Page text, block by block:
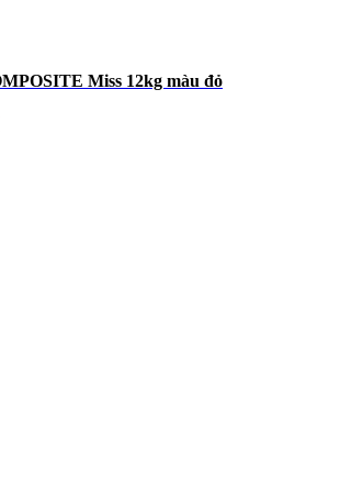
Bình gas COMPOSITE Miss 12kg màu đỏ